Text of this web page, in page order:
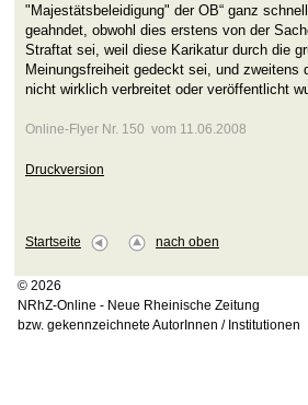
"Majestätsbeleidigung" der OB“ ganz
geahndet, obwohl dies erstens von der
Straftat sei, weil diese Karikatur durch die
Meinungsfreiheit gedeckt sei, und zweitens
nicht wirklich verbreitet oder veröffentlicht
Online-Flyer Nr. 150 vom 11.06.2008
Druckversion
Startseite nach oben
© 2026
NRhZ-Online - Neue Rheinische Zeitung
bzw. gekennzeichnete AutorInnen / Institutionen